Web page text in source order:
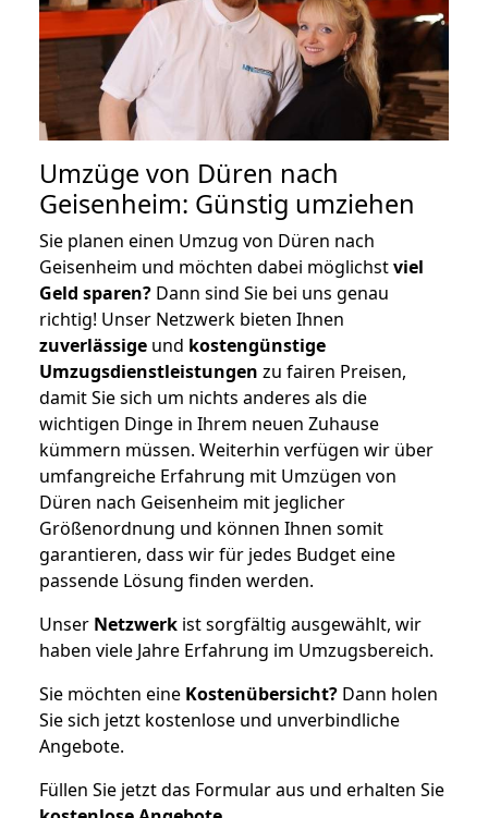
Umzüge von Düren nach
Geisenheim: Günstig umziehen
Sie planen einen Umzug von Düren nach
Geisenheim und möchten dabei möglichstviel
Geld sparen? Dann sind Sie bei uns genau
richtig! Unser Netzwerk bieten Ihnen
zuverlässige und kostengünstige
Umzugsdienstleistungen zu fairen Preisen,
damit Sie sich um nichts anderes als die
wichtigen Dinge in Ihrem neuen Zuhause
kümmern müssen. Weiterhin verfügen wir über
umfangreiche Erfahrung mit Umzügen von
Düren nach Geisenheim mit jeglicher
Größenordnung und können Ihnen somit
garantieren, dass wir für jedes Budget eine
passende Lösung finden werden.
Unser Netzwerk ist sorgfältig ausgewählt, wir
haben viele Jahre Erfahrung im Umzugsbereich.
Sie möchten eine Kostenübersicht? Dann holen
Sie sich jetzt kostenlose und unverbindliche
Angebote.
Füllen Sie jetzt das Formular aus und erhalten Sie